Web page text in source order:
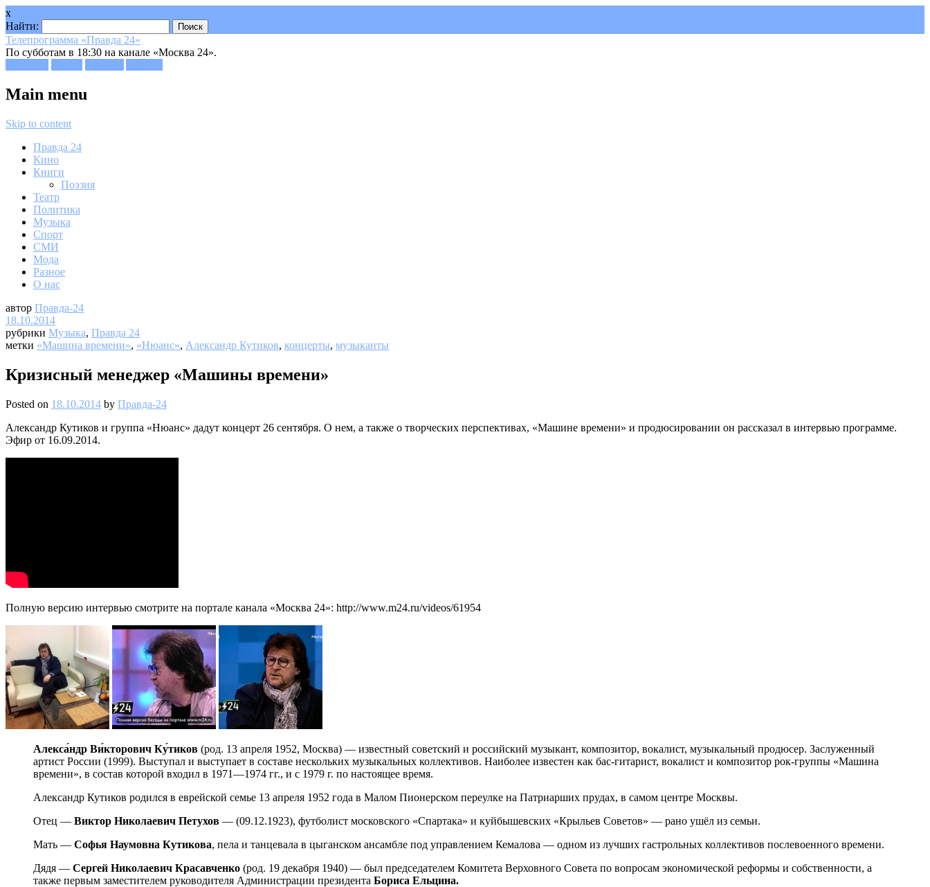
x
Найти:
Телепрограмма «Правда 24»
По субботам в 18:30 на канале «Москва 24».
Main menu
Skip to content
Правда 24
Кино
Книги
Поэзия
Театр
Политика
Музыка
Спорт
СМИ
Мода
Разное
О нас
автор Правда-24
18.10.2014
рубрики Музыка, Правда 24
метки «Машина времени», «Нюанс», Александр Кутиков, концерты, музыканты
Кризисный менеджер «Машины времени»
Posted on 18.10.2014 by Правда-24
Александр Кутиков и группа «Нюанс» дадут концерт 26 сентября. О нем, а также о творческих перспективах, «Машине времени» и продюсировании он рассказал в интервью программе.
Эфир от 16.09.2014.
Полную версию интервью смотрите на портале канала «Москва 24»: http://www.m24.ru/videos/61954
Алекса́ндр Ви́кторович Ку́тиков (род. 13 апреля 1952, Москва) — известный советский и российский музыкант, композитор, вокалист, музыкальный продюсер. Заслуженный
артист России (1999). Выступал и выступает в составе нескольких музыкальных коллективов. Наиболее известен как бас-гитарист, вокалист и композитор рок-группы «Машина
времени», в состав которой входил в 1971—1974 гг., и с 1979 г. по настоящее время.
Александр Кутиков родился в еврейской семье 13 апреля 1952 года в Малом Пионерском переулке на Патриарших прудах, в самом центре Москвы.
Отец — Виктор Николаевич Петухов — (09.12.1923), футболист московского «Спартака» и куйбышевских «Крыльев Советов» — рано ушёл из семьи.
Мать — Софья Наумовна Кутикова, пела и танцевала в цыганском ансамбле под управлением Кемалова — одном из лучших гастрольных коллективов послевоенного времени.
Дядя — Сергей Николаевич Красавченко (род. 19 декабря 1940) — был председателем Комитета Верховного Совета по вопросам экономической реформы и собственности, а
также первым заместителем руководителя Администрации президента Бориса Ельцина.